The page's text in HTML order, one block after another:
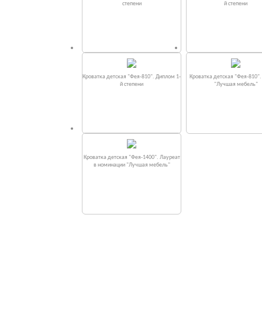
степени
й степени
Кроватка детская "Фея-810". Диплом 1-
й степени
Кроватка детская "Фея-
"Лучшая мебель"
Кроватка детская "Фея-1400". Лауреат
в номинации "Лучшая мебель"